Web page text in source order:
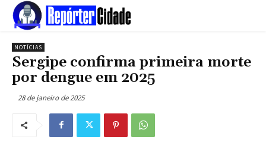
NOTÍCIAS
Sergipe confirma primeira morte
por dengue em 2025
28 de janeiro de 2025